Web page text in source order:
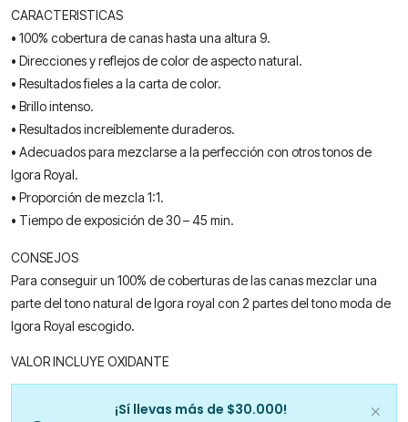
CARACTERISTICAS
• 100% cobertura de canas hasta una altura 9.
• Direcciones y reflejos de color de aspecto natural.
• Resultados fieles a la carta de color.
• Brillo intenso.
• Resultados increíblemente duraderos.
• Adecuados para mezclarse a la perfección con otros tonos de
Igora Royal.
• Proporción de mezcla 1:1.
• Tiempo de exposición de 30 – 45 min.
CONSEJOS
Para conseguir un 100% de coberturas de las canas mezclar una
parte del tono natural de Igora royal con 2 partes del tono moda de
Igora Royal escogido.
VALOR INCLUYE OXIDANTE
¡Sí llevas más de $30.000!